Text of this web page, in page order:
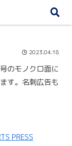
2023.04.18
のモノクロ面に
す。名刺広告も
PRESS